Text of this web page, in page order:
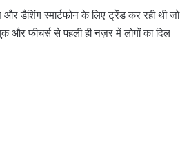
डैशिंग स्मार्टफोन के लिए ट्रेंड कर रही थी जो
और फीचर्स से पहली ही नज़र में लोगों का दिल